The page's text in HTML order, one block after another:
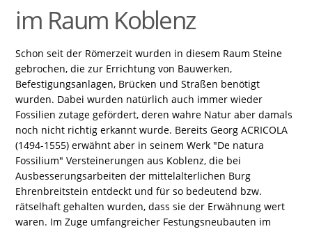
im Raum Koblenz
Schon seit der Römerzeit wurden in diesem Raum Steine
gebrochen, die zur Errichtung von Bauwerken,
Befestigungsanlagen, Brücken und Straßen benötigt
wurden. Dabei wurden natürlich auch immer wieder
Fossilien zutage gefördert, deren wahre Natur aber damals
noch nicht richtig erkannt wurde. Bereits Georg ACRICOLA
(1494-1555) erwähnt aber in seinem Werk "De natura
Fossilium" Versteinerungen aus Koblenz, die bei
Ausbesserungsarbeiten der mittelalterlichen Burg
Ehrenbreitstein entdeckt und für so bedeutend bzw.
rätselhaft gehalten wurden, dass sie der Erwähnung wert
waren. Im Zuge umfangreicher Festungsneubauten im